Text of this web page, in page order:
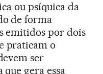
ou psíquica da
de forma
emitidos por dois
praticam o
ser
que gera essa